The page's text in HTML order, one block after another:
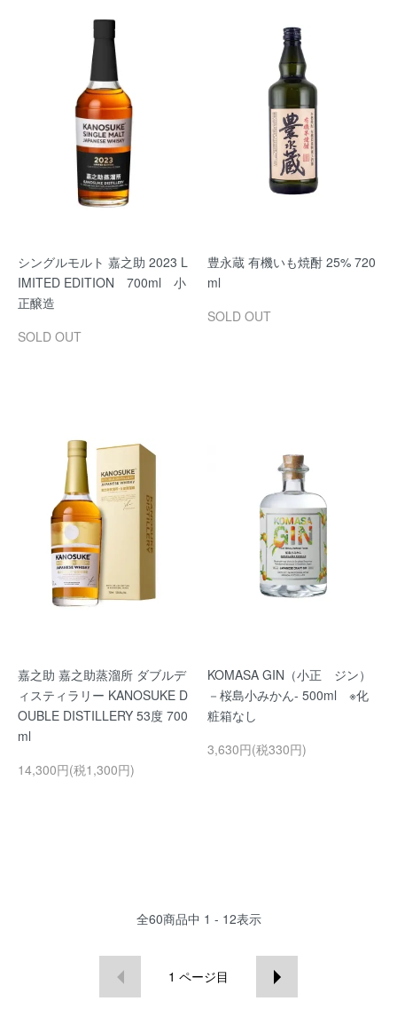
シングルモルト 嘉之助 2023 L
IMITED EDITION 700ml 小
正醸造
SOLD OUT
豊永蔵 有機いも焼酎 25% 720
ml
SOLD OUT
嘉之助 嘉之助蒸溜所 ダブルデ
ィスティラリー KANOSUKE D
OUBLE DISTILLERY 53度 700
ml
14,300円(税1,300円)
KOMASA GIN（小正 ジン）
－桜島小みかん- 500ml ※化
粧箱なし
3,630円(税330円)
全60商品中 1 - 12表示
1 ページ目